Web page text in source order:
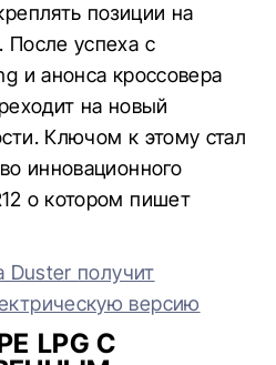
позиции на
успеха с
и анонса кроссовера
на новый
Ключом к этому стал
инновационного
о котором пишет
Duster получит
версию
LPG С